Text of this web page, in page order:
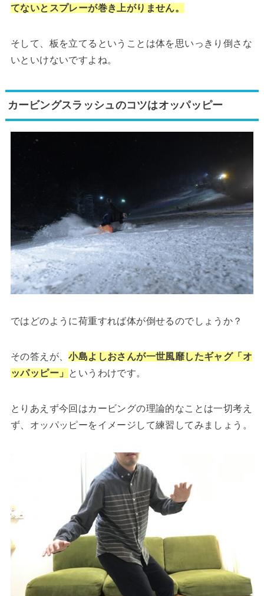
てないとスプレーが巻き上がりません。
そして、板を立てるということは体を思いっきり倒さな
いといけないですよね。
カービングスラッシュのコツはオッパッピー
ではどのように荷重すれば体が倒せるのでしょうか？
その答えが、小島よしおさんが一世風靡したギャグ「オ
ッパッピー」 というわけです。
とりあえず今回はカービングの理論的なことは一切考え
ず、オッパッピーをイメージして練習してみましょう。